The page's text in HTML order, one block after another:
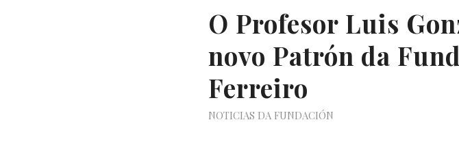
O Profesor Luis
novo Patrón da
Ferreiro
NOTICIAS DA FUNDACIÓN